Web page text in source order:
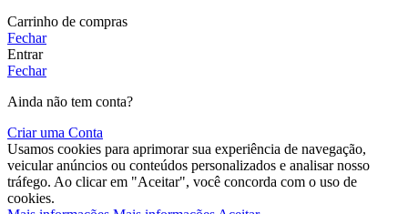
Carrinho de compras
Fechar
Entrar
Fechar
Ainda não tem conta?
Criar uma Conta
Usamos cookies para aprimorar sua experiência de navegação,
veicular anúncios ou conteúdos personalizados e analisar nosso
tráfego. Ao clicar em "Aceitar", você concorda com o uso de
cookies.